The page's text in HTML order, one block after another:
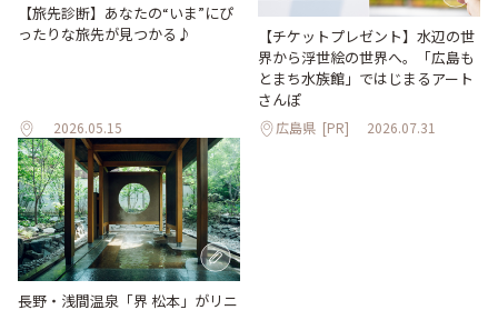
【旅先診断】あなたの“いま”にぴ
ったりな旅先が見つかる♪
2026.05.15
【チケットプレゼント】水辺の世
界から浮世絵の世界へ。「広島も
とまち水族館」ではじまるアート
さんぽ
広島県 [PR] 2026.07.31
長野・浅間温泉「界 松本」がリニ